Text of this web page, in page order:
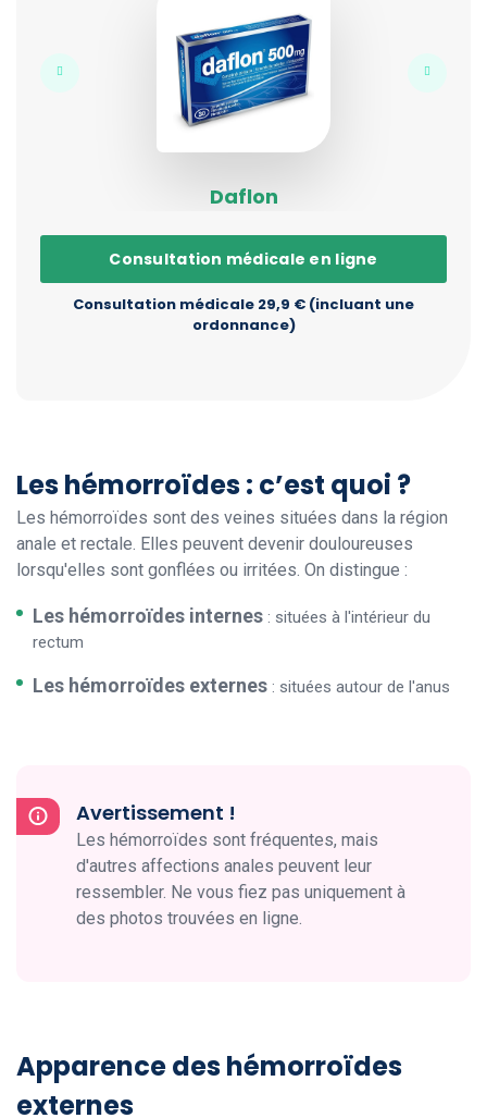
Daflon
Consultation médicale en ligne
Consultation médicale 29,9 € (incluant une
ordonnance)
Les hémorroïdes : c’est quoi ?
Les hémorroïdes sont des veines situées dans la région
anale et rectale. Elles peuvent devenir douloureuses
lorsqu'elles sont gonflées ou irritées. On distingue :
Les hémorroïdes internes : situées à l'intérieur du
rectum
Les hémorroïdes externes : situées autour de l'anus
Avertissement !
Les hémorroïdes sont fréquentes, mais
d'autres affections anales peuvent leur
ressembler. Ne vous fiez pas uniquement à
des photos trouvées en ligne.
Apparence des hémorroïdes
externes